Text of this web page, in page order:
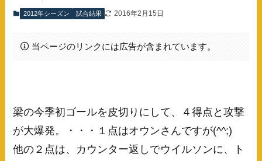
2012年シーズン 試合結果 2016年2月15日
当ページのリンクには広告が含まれています。
梁の今季初ゴールを皮切りにして、４得点と攻撃
が大爆発。・・・１点はオウンさんですが(^^;)
他の２点は、カウンター返しでウイルソンに、ト